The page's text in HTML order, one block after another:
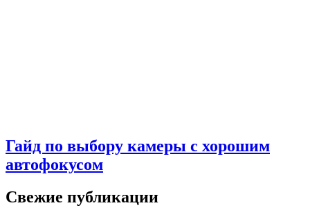
Гайд по выбору камеры с хорошим
автофокусом
Свежие публикации